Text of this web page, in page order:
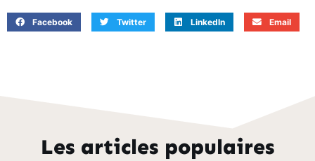
Facebook Twitter LinkedIn Email
Les articles populaires